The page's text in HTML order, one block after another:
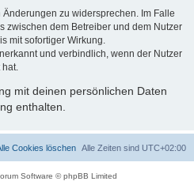
Änderungen zu widersprechen. Im Falle
zwischen dem Betreiber und dem Nutzer
mit sofortiger Wirkung.
und verbindlich, wenn der Nutzer
hat.
mit deinen persönlichen Daten
enthalten.
Alle Zeiten sind UTC+02:00
Cookies löschen
Software © phpBB Limited